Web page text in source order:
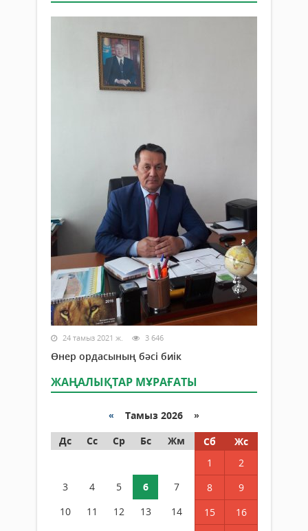
24 тамыз 2021 ж. 3 646
Өнер ордасының бәсі биік
ЖАҢАЛЫҚТАР МҰРАҒАТЫ
« Тамыз 2026 »
Дс
Сс Ср Бс Жм Сб
Жс
1
2
3
4 5 6 7 8
9
10
11 12 13 14 15
16